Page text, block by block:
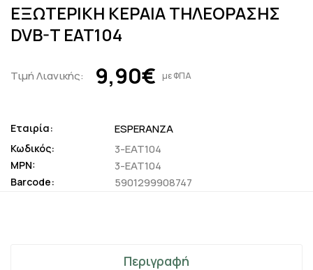
ΕΞΩΤΕΡΙΚΗ ΚΕΡΑΙΑ ΤΗΛΕΟΡΑΣΗΣ
DVB-T EAT104
Τιμή Λιανικής: 9,90€ με ΦΠΑ
Εταιρία: ESPERANZA
Κωδικός: 3-EAT104
MPN: 3-EAT104
Barcode: 5901299908747
Περιγραφή